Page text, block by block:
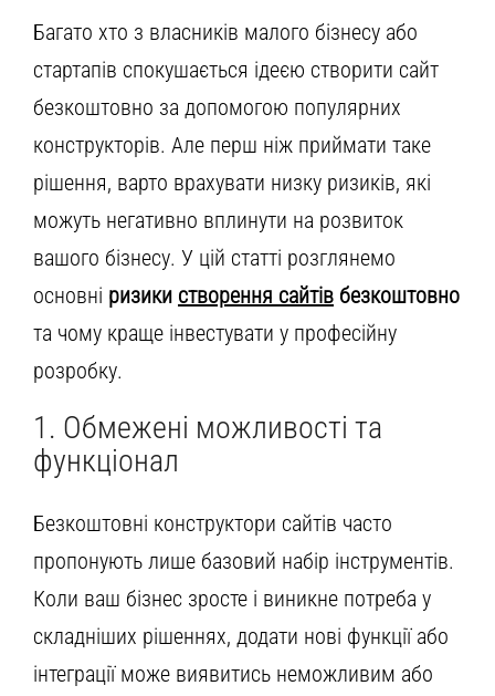
Багато хто з власників малого бізнесу або
стартапів спокушається ідеєю створити сайт
безкоштовно за допомогою популярних
конструкторів. Але перш ніж приймати таке
рішення, варто врахувати низку ризиків, які
можуть негативно вплинути на розвиток
вашого бізнесу. У цій статті розглянемо
основні ризики створення сайтів безкоштовно
та чому краще інвестувати у професійну
розробку.
1. Обмежені можливості та
функціонал
Безкоштовні конструктори сайтів часто
пропонують лише базовий набір інструментів.
Коли ваш бізнес зросте і виникне потреба у
складніших рішеннях, додати нові функції або
інтеграції може виявитись неможливим або